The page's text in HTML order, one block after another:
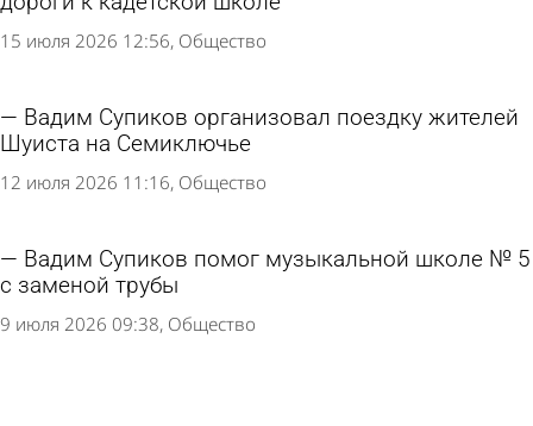
15 июля 2026 12:56 Общество
Вадим Супиков организовал поездку жителей
Шуиста на Семиключье
12 июля 2026 11:16 Общество
Вадим Супиков помог музыкальной школе № 5
с заменой трубы
9 июля 2026 09:38 Общество